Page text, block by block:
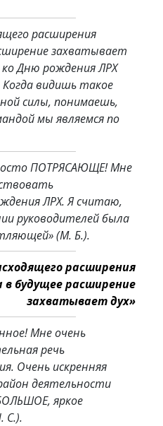
расширения
захватывает
Дню рождения ЛРХ
видишь такое
силы, понимаешь,
мы являемся по
ПОТРЯСАЮЩЕ! Мне
ЛРХ. Я считаю,
руководителей была
(М. Б.).
расширения
в будущее расширение
захватывает дух»
Мне очень
речь
Очень искренняя
деятельности
яркое
С.).